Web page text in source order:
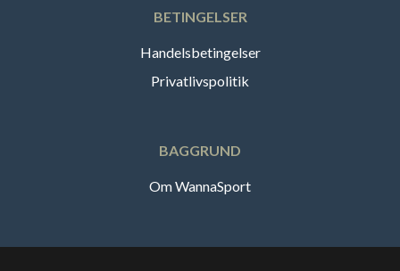
BETINGELSER
Handelsbetingelser
Privatlivspolitik
BAGGRUND
Om WannaSport